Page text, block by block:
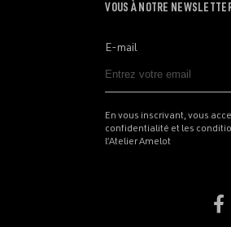
VOUS À NOTRE
E-mail
En vous inscrivant, vous
confidentialité et les
l’Atelier Amelot